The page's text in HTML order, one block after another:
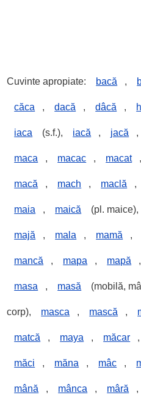
Cuvinte apropiate: bacă ,
căca , dacă , dâcă ,
iaca (s.f.), iacă , jacă ,
maca , macac , macat ,
macă , mach , maclă ,
maia , maică (pl. maice),
majă , mala , mamă ,
mancă , mapa , mapă ,
masa , masă (mobilă,
corp), masca , mască ,
matcă , maya , măcar ,
măci , măna , mâc ,
mână , mânca , mâră ,